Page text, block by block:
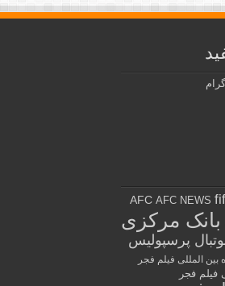
AFC AFC NEWS
بانک مرکزی
پرسپولیس
بین المللی فیلم فجر
فیلم فجر